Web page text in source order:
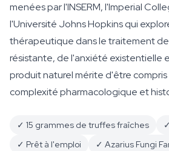
menées par l'INSERM, l'Imperial
l'Université Johns Hopkins qui
thérapeutique dans le traitement
résistante, de l'anxiété existentielle
produit naturel mérite d'être
complexité pharmacologique et
✓ 15 grammes de truffes fraîches
✓ Prêt à l'emploi
✓ Azarius Fungi